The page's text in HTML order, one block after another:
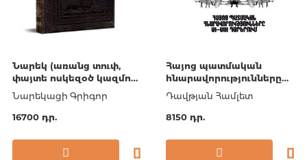
Նարեկ (առանց տուփ,
փայտե ոսկեզօծ կազմով)
18x11
Նարեկացի Գրիգոր
16700 դր.
Հայոց պատմական
հնարավորությունները
VI-VIII դարերում
Դավթյան Համլետ
8150 դր.